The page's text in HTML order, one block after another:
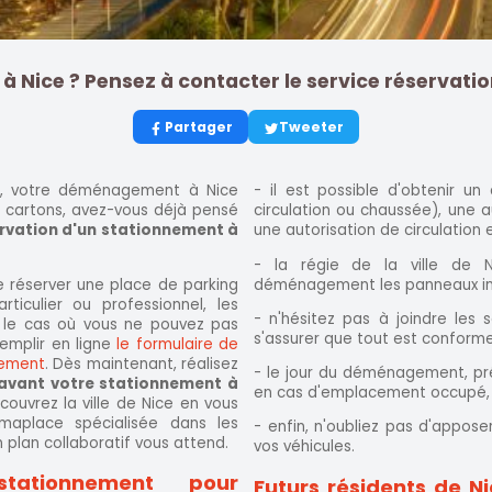
Nice ? Pensez à contacter le service
Partager Tweeter
déménagement à Nice
avez-vous déjà pensé
d'un stationnement à
une place de parking
ou professionnel, les
cas où vous ne pouvez pas
en lignele formulaire de
. Dès maintenant, réalisez
votre stationnement à
la ville de Nice en vous
spécialisée dans les
plan collaboratif vous attend.
pour
- il est possible d'obtenir un
circulation ou chaussée), une
une autorisation de circulation
- la régie de la ville de
déménagement les panneaux
- n'hésitez pas à joindre les
s'assurer que tout est
- le jour du déménagement,
en cas d'emplacement occupé,
- enfin, n'oubliez pas
vos véhicules.